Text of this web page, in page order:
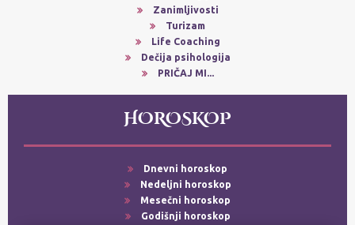
Zanimljivosti
Turizam
Life Coaching
Dečija psihologija
PRIČAJ MI...
HOROSKOP
Dnevni horoskop
Nedeljni horoskop
Mesečni horoskop
Godišnji horoskop